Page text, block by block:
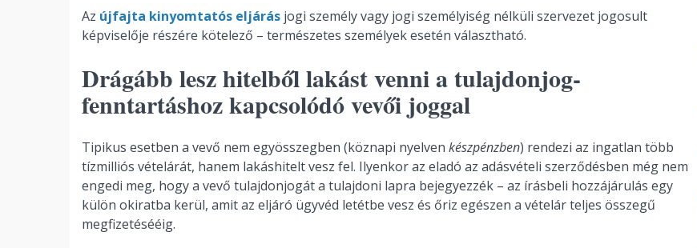
Az újfajta kinyomtatós eljárás jogi személy vagy jogi személyiség nélküli szervezet jogosult
képviselője részére kötelező – természetes személyek esetén választható.
Drágább lesz hitelből lakást venni a tulajdonjog-
fenntartáshoz kapcsolódó vevői joggal
Tipikus esetben a vevő nem egyösszegben (köznapi nyelven készpénzben) rendezi az ingatlan több
tízmilliós vételárát, hanem lakáshitelt vesz fel. Ilyenkor az eladó az adásvételi szerződésben még nem
engedi meg, hogy a vevő tulajdonjogát a tulajdoni lapra bejegyezzék – az írásbeli hozzájárulás egy
külön okiratba kerül, amit az eljáró ügyvéd letétbe vesz és őriz egészen a vételár teljes összegű
megfizetésééig.